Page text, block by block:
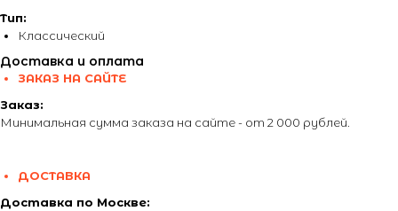
Тип:
Классический
Доставка и оплата
ЗАКАЗ НА САЙТЕ
Заказ:
Минимальная сумма заказа на сайте - от 2 000 рублей.
ДОСТАВКА
Доставка по Москве: